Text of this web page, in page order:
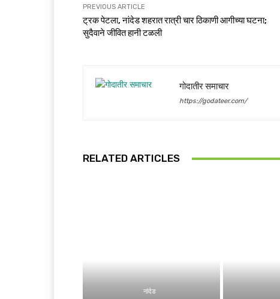
PREVIOUS ARTICLE
ट्रक पेटला, नांदेड शहरात रात्री चार ठिकाणी आगीच्या घटना;
सुदैवाने जीवित हानी टळली
गोदातीर समाचार
https://godateer.com/
RELATED ARTICLES
नांदेड